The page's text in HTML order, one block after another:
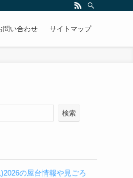
問い合わせ サイトマップ
検索
の屋台情報や見ごろ